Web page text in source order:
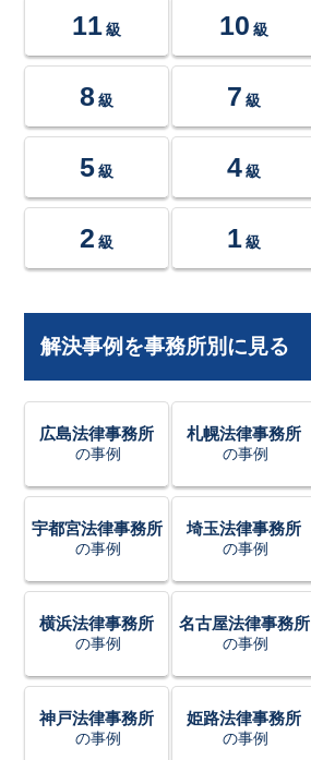
11 級 10 級
8 級 7 級
5 級 4 級
2 級 1 級
解決事例を事務所別に見る
広島法律事務所
の事例
札幌法律事務所
の事例
宇都宮法律事務所
の事例
埼玉法律事務所
の事例
横浜法律事務所
の事例
名古屋法律事務所
の事例
神戸法律事務所
の事例
姫路法律事務所
の事例